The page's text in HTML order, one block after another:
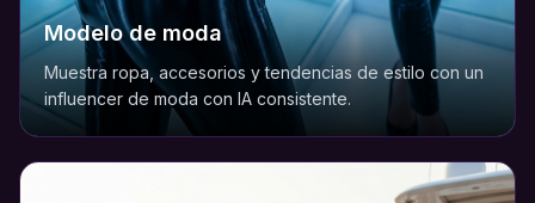
Modelo de moda
Muestra ropa, accesorios y tendencias de estilo con un
influencer de moda con IA consistente.